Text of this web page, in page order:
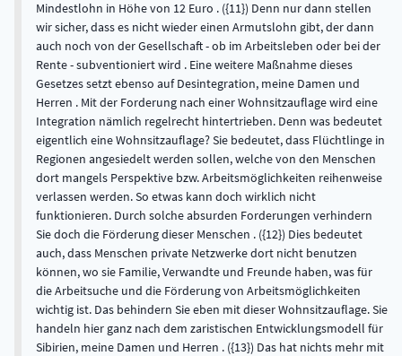
Mindestlohn in Höhe von 12 Euro . ({11}) Denn nur dann stellen
wir sicher, dass es nicht wieder einen Armutslohn gibt, der dann
auch noch von der Gesellschaft - ob im Arbeitsleben oder bei der
Rente - subventioniert wird . Eine weitere Maßnahme dieses
Gesetzes setzt ebenso auf Desintegration, meine Damen und
Herren . Mit der Forderung nach einer Wohnsitzauflage wird eine
Integration nämlich regelrecht hintertrieben. Denn was bedeutet
eigentlich eine Wohnsitzauflage? Sie bedeutet, dass Flüchtlinge in
Regionen angesiedelt werden sollen, welche von den Menschen
dort mangels Perspektive bzw. Arbeitsmöglichkeiten reihenweise
verlassen werden. So etwas kann doch wirklich nicht
funktionieren. Durch solche absurden Forderungen verhindern
Sie doch die Förderung dieser Menschen . ({12}) Dies bedeutet
auch, dass Menschen private Netzwerke dort nicht benutzen
können, wo sie Familie, Verwandte und Freunde haben, was für
die Arbeitsuche und die Förderung von Arbeitsmöglichkeiten
wichtig ist. Das behindern Sie eben mit dieser Wohnsitzauflage. Sie
handeln hier ganz nach dem zaristischen Entwicklungsmodell für
Sibirien, meine Damen und Herren . ({13}) Das hat nichts mehr mit